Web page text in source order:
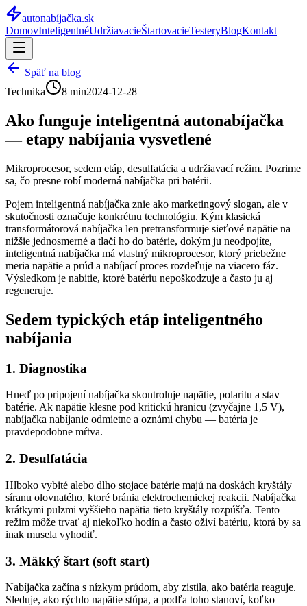
autonabíjačka.sk
DomovInteligentnéUdržiavacieŠtartovacieTesteryBlogKontakt
Späť na blog
Technika
8 min2024-12-28
Ako funguje inteligentná autonabíjačka
— etapy nabíjania vysvetlené
Mikroprocesor, sedem etáp, desulfatácia a udržiavací režim. Pozrime
sa, čo presne robí moderná nabíjačka pri batérii.
Pojem inteligentná nabíjačka znie ako marketingový slogan, ale v
skutočnosti označuje konkrétnu technológiu. Kým klasická
transformátorová nabíjačka len pretransformuje sieťové napätie na
nižšie jednosmerné a tlačí ho do batérie, dokým ju neodpojíte,
inteligentná nabíjačka má vlastný mikroprocesor, ktorý priebežne
meria napätie a prúd a nabíjací proces rozdeľuje na viacero fáz.
Výsledkom je nabitie, ktoré batériu nepoškodzuje a často ju aj
regeneruje.
Sedem typických etáp inteligentného
nabíjania
1. Diagnostika
Hneď po pripojení nabíjačka skontroluje napätie, polaritu a stav
batérie. Ak napätie klesne pod kritickú hranicu (zvyčajne 1,5 V),
nabíjačka nabíjanie odmietne a oznámi chybu — batéria je
pravdepodobne mŕtva.
2. Desulfatácia
Hlboko vybité alebo dlho stojace batérie majú na doskách kryštály
síranu olovnatého, ktoré bránia elektrochemickej reakcii. Nabíjačka
krátkymi pulzmi vyššieho napätia tieto kryštály rozpúšťa. Tento
režim môže trvať aj niekoľko hodín a často oživí batériu, ktorá by sa
inak musela vyhodiť.
3. Mäkký štart (soft start)
Nabíjačka začína s nízkym prúdom, aby zistila, ako batéria reaguje.
Sleduje, ako rýchlo napätie stúpa, a podľa toho stanoví, koľko